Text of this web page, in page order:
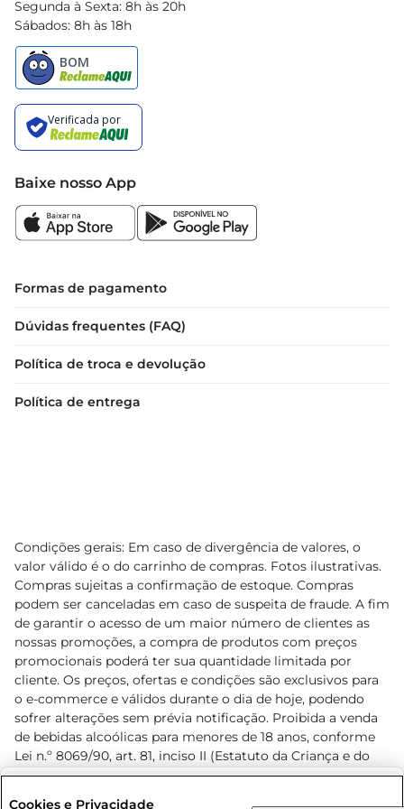
Segunda à Sexta: 8h às 20h
Sábados: 8h às 18h
Baixe nosso App
Formas de pagamento
Dúvidas frequentes (FAQ)
Política de troca e devolução
Política de entrega
Condições gerais: Em caso de divergência de valores, o
valor válido é o do carrinho de compras. Fotos ilustrativas.
Compras sujeitas a confirmação de estoque. Compras
podem ser canceladas em caso de suspeita de fraude. A fim
de garantir o acesso de um maior número de clientes as
nossas promoções, a compra de produtos com preços
promocionais poderá ter sua quantidade limitada por
cliente. Os preços, ofertas e condições são exclusivos para
o e-commerce e válidos durante o dia de hoje, podendo
sofrer alterações sem prévia notificação. Proibida a venda
de bebidas alcoólicas para menores de 18 anos, conforme
Lei n.º 8069/90, art. 81, inciso II (Estatuto da Criança e do
Adolescente). Preços e condições exclusivos para o
Cookies e Privacidade